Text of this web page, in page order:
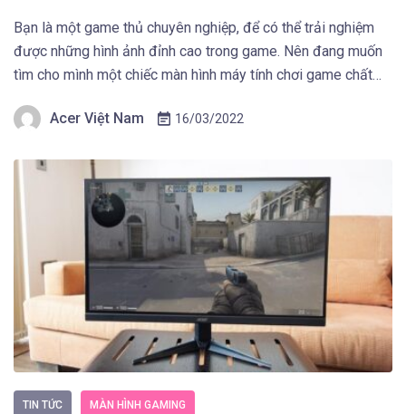
Bạn là một game thủ chuyên nghiệp, để có thể trải nghiệm
được những hình ảnh đỉnh cao trong game. Nên đang muốn
tìm cho mình một chiếc màn hình máy tính chơi game chất
năng khác để hỗ trợ game […]
Acer Việt Nam 16/03/2022
TIN TỨC MÀN HÌNH GAMING